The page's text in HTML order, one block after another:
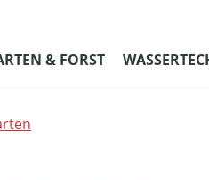
& FORST